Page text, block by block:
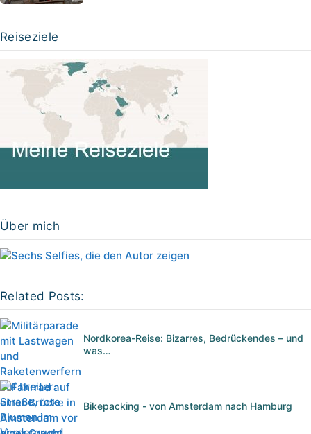
Reiseziele
Über mich
Related Posts:
Nordkorea-Reise: Bizarres, Bedrückendes – und
was…
Bikepacking - von Amsterdam nach Hamburg